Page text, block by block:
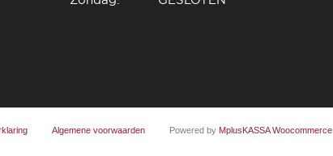
Algemene voorwaarden Powered by MplusKASSA Woocommerce